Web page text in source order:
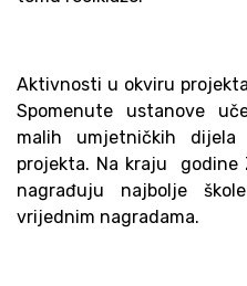
Aktivnosti u okviru
Spomenute ustanove
malih umjetničkih
projekta. Na kraju godine
nagrađuju najbolje
vrijednim nagradama.